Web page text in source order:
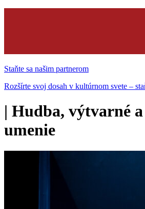
Staňte sa našim partnerom
Rozšírte svoj dosah v kultúrnom svete –
| Hudba, výtvarné a
umenie